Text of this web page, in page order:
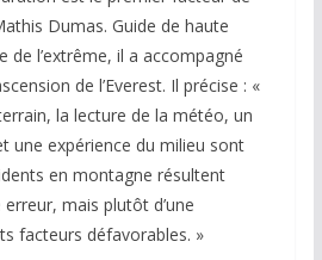
Dumas. Guide de haute
de l’extrême, il a accompagné
de l’Everest. Il précise : «
la lecture de la météo, un
une expérience du milieu sont
en montagne résultent
mais plutôt d’une
facteurs défavorables. »